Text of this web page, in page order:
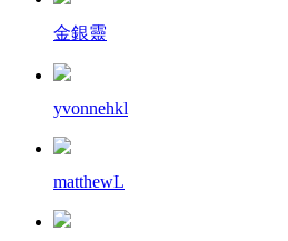
金銀靈
yvonnehkl
matthewL